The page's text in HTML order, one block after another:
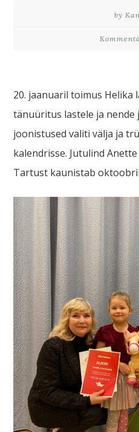
by
20. jaanuaril toimus Helika
tänuüritus lastele ja nende
joonistused valiti välja ja
kalendrisse. Jutulind
Tartust kaunistab